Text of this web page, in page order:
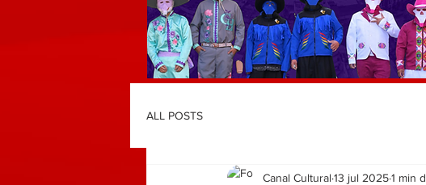
ALL POSTS
Canal Cultural 13 jul 20251 min